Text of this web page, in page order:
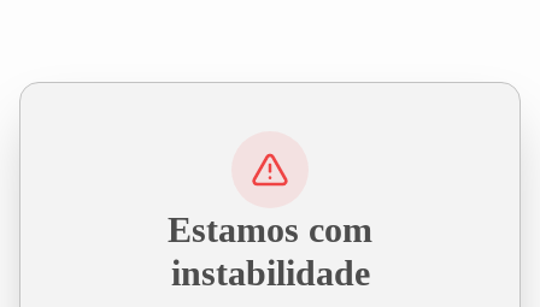
Estamos com
instabilidade